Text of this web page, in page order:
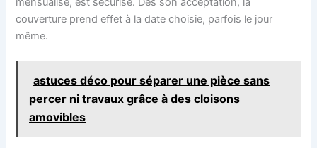
couverture prend effet à la date choisie, parfois le jour
même.
astuces déco pour séparer une pièce sans
percer ni travaux grâce à des cloisons
amovibles